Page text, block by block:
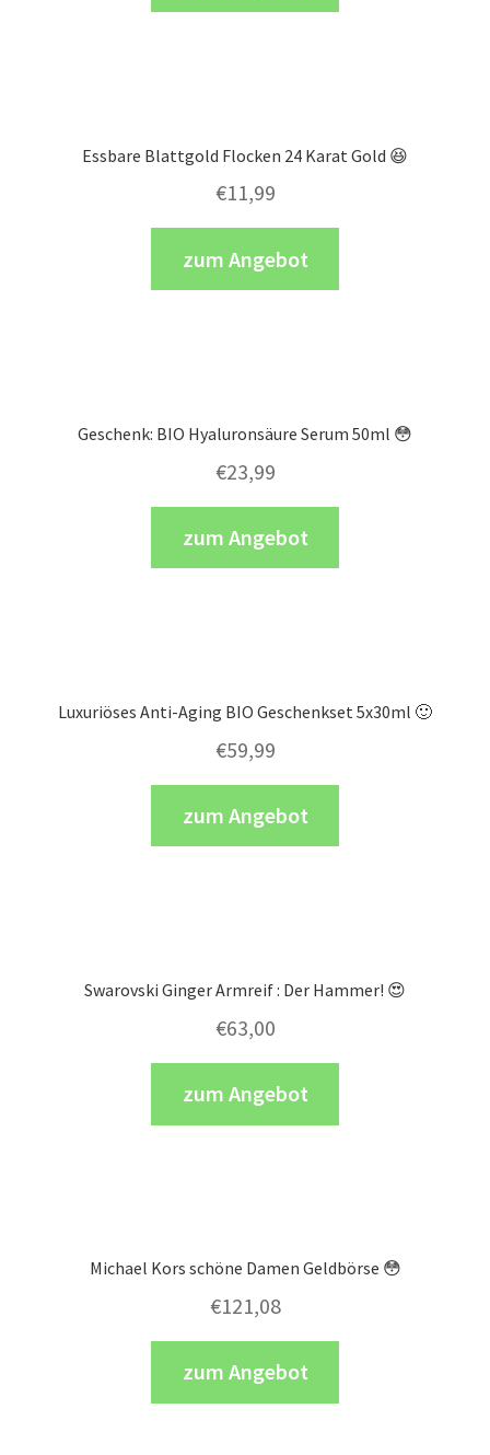
Essbare Blattgold Flocken 24 Karat Gold 😆
€11,99
zum Angebot
Geschenk: BIO Hyaluronsäure Serum 50ml 😳
€23,99
zum Angebot
Luxuriöses Anti-Aging BIO Geschenkset 5x30ml 🙂
€59,99
zum Angebot
Swarovski Ginger Armreif : Der Hammer! 😍
€63,00
zum Angebot
Michael Kors schöne Damen Geldbörse 😳
€121,08
zum Angebot